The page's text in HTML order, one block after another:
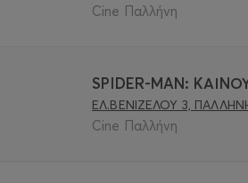
Cine Παλλήνη
SPIDER-MAN:
ΕΛ.ΒΕΝΙΖΕΛΟΥ 3,
Cine Παλλήνη